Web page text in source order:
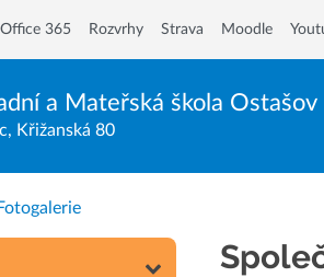
a Mateřská škola Ostašov
Křižanská 80
Office 365 Rozvrhy Strava Moodle
Fotogalerie